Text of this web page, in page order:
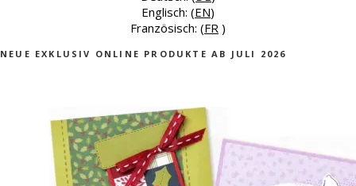
Englisch: (EN)
Französisch: (FR )
NEUE EXKLUSIV ONLINE PRODUKTE AB JULI 2026